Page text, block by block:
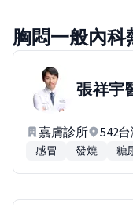
胸悶一般內科
張祥宇
嘉膚診所 542
感冒 發燒 糖